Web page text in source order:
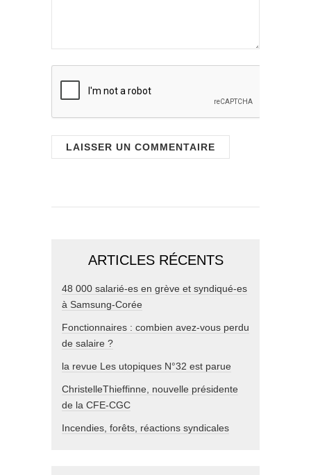
ARTICLES RÉCENTS
48 000 salarié-es en grève et syndiqué-es
à Samsung-Corée
Fonctionnaires : combien avez-vous perdu
de salaire ?
la revue Les utopiques N°32 est parue
ChristelleThieffinne, nouvelle présidente
de la CFE-CGC
Incendies, forêts, réactions syndicales